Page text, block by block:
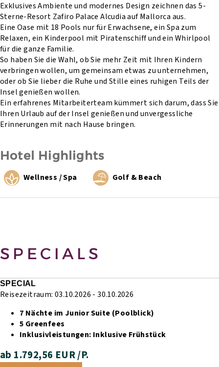
Exklusives Ambiente und modernes Design zeichnen das 5-
Sterne-Resort Zafiro Palace Alcudia auf Mallorca aus.
Eine Oase mit 18 Pools nur für Erwachsene, ein Spa zum
Relaxen, ein Kinderpool mit Piratenschiff und ein Whirlpool
für die ganze Familie.
So haben Sie die Wahl, ob Sie mehr Zeit mit Ihren Kindern
verbringen wollen, um gemeinsam etwas zu unternehmen,
oder ob Sie lieber die Ruhe und Stille eines ruhigen Teils der
Insel genießen wollen.
Ein erfahrenes Mitarbeiterteam kümmert sich darum, dass Sie
Ihren Urlaub auf der Insel genießen und unvergessliche
Erinnerungen mit nach Hause bringen.
Hotel Highlights
Wellness / Spa Golf & Beach
SPECIALS
SPECIAL
Reisezeitraum: 03.10.2026 - 30.10.2026
7 Nächte im Junior Suite (Poolblick)
5 Greenfees
Inklusivleistungen: Inklusive Frühstück
ab 1.792,56 EUR /P.